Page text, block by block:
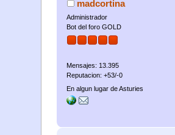
madcortina
Administrador
Bot del foro GOLD
Mensajes: 13.395
Reputacion: +53/-0
En algun lugar de Asturies